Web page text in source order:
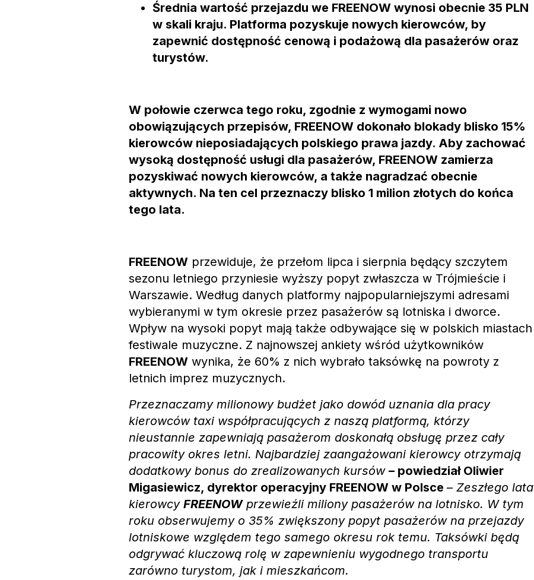
Średnia wartość przejazdu we FREENOW wynosi obecnie 35 PLN
w skali kraju. Platforma pozyskuje nowych kierowców, by
zapewnić dostępność cenową i podażową dla pasażerów oraz
turystów.
W połowie czerwca tego roku, zgodnie z wymogami nowo
obowiązujących przepisów, FREENOW dokonało blokady blisko 15%
kierowców nieposiadających polskiego prawa jazdy. Aby zachować
wysoką dostępność usługi dla pasażerów, FREENOW zamierza
pozyskiwać nowych kierowców, a także nagradzać obecnie
aktywnych. Na ten cel przeznaczy blisko 1 milion złotych do końca
tego lata.
FREENOW przewiduje, że przełom lipca i sierpnia będący szczytem
sezonu letniego przyniesie wyższy popyt zwłaszcza w Trójmieście i
Warszawie. Według danych platformy najpopularniejszymi adresami
wybieranymi w tym okresie przez pasażerów są lotniska i dworce.
Wpływ na wysoki popyt mają także odbywające się w polskich miastach
festiwale muzyczne. Z najnowszej ankiety wśród użytkowników
FREENOW wynika, że 60% z nich wybrało taksówkę na powroty z
letnich imprez muzycznych.
Przeznaczamy milionowy budżet jako dowód uznania dla pracy
kierowców taxi współpracujących z naszą platformą, którzy
nieustannie zapewniają pasażerom doskonałą obsługę przez cały
pracowity okres letni. Najbardziej zaangażowani kierowcy otrzymają
dodatkowy bonus do zrealizowanych kursów – powiedział Oliwier
Migasiewicz, dyrektor operacyjny FREENOW w Polsce – Zeszłego lata
kierowcy FREENOWprzewieźli miliony pasażerów na lotnisko. W tym
roku obserwujemy o 35% zwiększony popyt pasażerów na przejazdy
lotniskowe względem tego samego okresu rok temu. Taksówki będą
odgrywać kluczową rolę w zapewnieniu wygodnego transportu
zarówno turystom, jak i mieszkańcom.